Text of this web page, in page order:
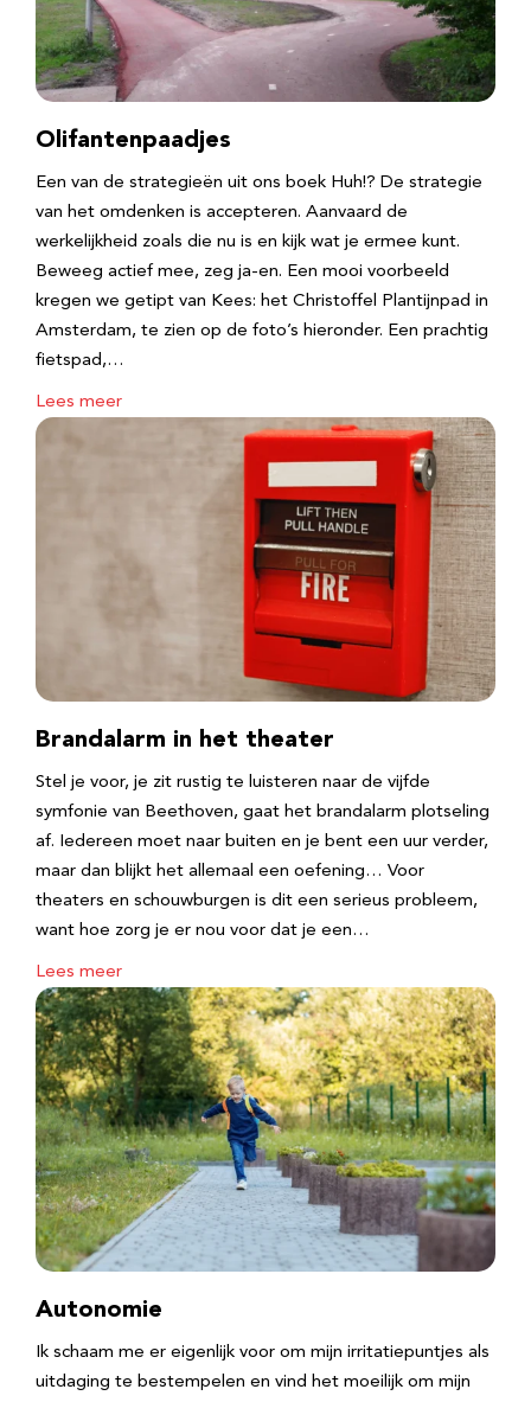
Olifantenpaadjes
Een van de strategieën uit ons boek Huh!? De strategie
van het omdenken is accepteren. Aanvaard de
werkelijkheid zoals die nu is en kijk wat je ermee kunt.
Beweeg actief mee, zeg ja-en. Een mooi voorbeeld
kregen we getipt van Kees: het Christoffel Plantijnpad in
Amsterdam, te zien op de foto’s hieronder. Een prachtig
fietspad,…
Lees meer
Brandalarm in het theater
Stel je voor, je zit rustig te luisteren naar de vijfde
symfonie van Beethoven, gaat het brandalarm plotseling
af. Iedereen moet naar buiten en je bent een uur verder,
maar dan blijkt het allemaal een oefening… Voor
theaters en schouwburgen is dit een serieus probleem,
want hoe zorg je er nou voor dat je een…
Lees meer
Autonomie
Ik schaam me er eigenlijk voor om mijn irritatiepuntjes als
uitdaging te bestempelen en vind het moeilijk om mijn